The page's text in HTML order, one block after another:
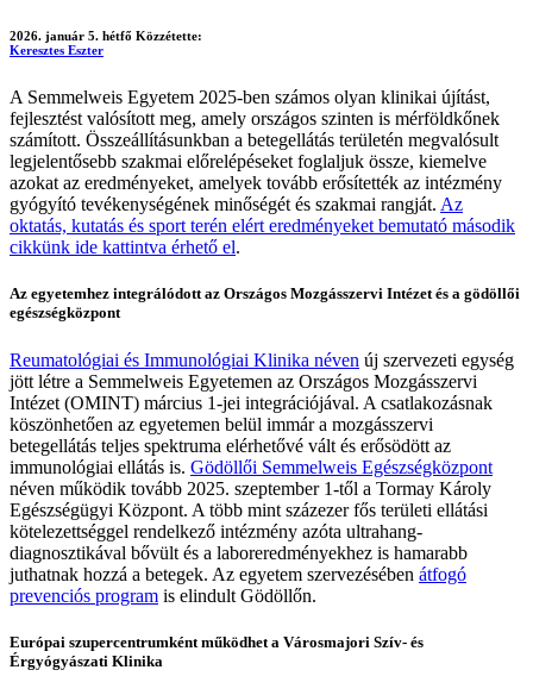
2026. január 5. hétfő Közzétette:
Keresztes Eszter
A Semmelweis Egyetem 2025-ben számos olyan klinikai újítást,
fejlesztést valósított meg, amely országos szinten is mérföldkőnek
számított. Összeállításunkban a betegellátás területén megvalósult
legjelentősebb szakmai előrelépéseket foglaljuk össze, kiemelve
azokat az eredményeket, amelyek tovább erősítették az intézmény
gyógyító tevékenységének minőségét és szakmai rangját. Az
oktatás, kutatás és sport terén elért eredményeket bemutató második
cikkünk ide kattintva érhető el.
Az egyetemhez integrálódott az Országos Mozgásszervi Intézet és a gödöllői
egészségközpont
Reumatológiai és Immunológiai Klinika néven új szervezeti egység
jött létre a Semmelweis Egyetemen az Országos Mozgásszervi
Intézet (OMINT) március 1-jei integrációjával. A csatlakozásnak
köszönhetően az egyetemen belül immár a mozgásszervi
betegellátás teljes spektruma elérhetővé vált és erősödött az
immunológiai ellátás is. Gödöllői Semmelweis Egészségközpont
néven működik tovább 2025. szeptember 1-től a Tormay Károly
Egészségügyi Központ. A több mint százezer fős területi ellátási
kötelezettséggel rendelkező intézmény azóta ultrahang-
diagnosztikával bővült és a laboreredményekhez is hamarabb
juthatnak hozzá a betegek. Az egyetem szervezésében átfogó
prevenciós program is elindult Gödöllőn.
Európai szupercentrumként működhet a Városmajori Szív- és
Érgyógyászati Klinika